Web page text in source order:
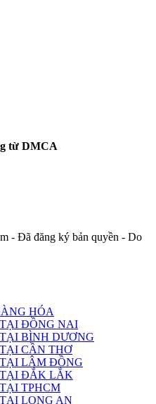
từ DMCA
- Đã đăng ký bản quyền - Do
HÓA
ĐỒNG NAI
BÌNH DƯƠNG
CẦN THƠ
LÂM ĐỒNG
ĐẮK LẮK
TPHCM
LONG AN